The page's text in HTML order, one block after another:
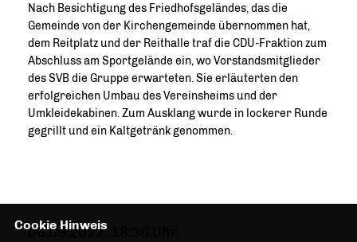
Nach Besichtigung des Friedhofsgeländes, das die
Gemeinde von der Kirchengemeinde übernommen hat,
dem Reitplatz und der Reithalle traf die CDU-Fraktion zum
Abschluss am Sportgelände ein, wo Vorstandsmitglieder
des SVB die Gruppe erwarteten. Sie erläuterten den
erfolgreichen Umbau des Vereinsheims und der
Umkleidekabinen. Zum Ausklang wurde in lockerer Runde
gegrillt und ein Kaltgetränk genommen.
06.09.2022, 18:36 Uhr
Cookie Hinweis